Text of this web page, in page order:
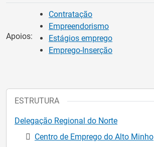
Apoios:
Contratação
Empreendorismo
Estágios emprego
Emprego-Inserção
ESTRUTURA
Delegação Regional do Norte
Centro de Emprego do Alto Minho